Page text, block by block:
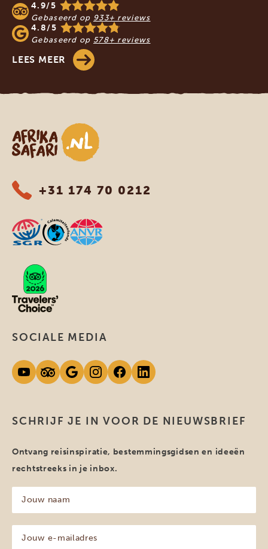
4.9/5
Gebaseerd op 933+ reviews
4.8/5
Gebaseerd op 578+ reviews
LEES MEER
Afrika safari
+31 174 70 0212
SCHRIJF JE IN VOOR DE NIEUWSBRIEF
Ontvang reisinspiratie, bestemmingsgidsen en ideeën
rechtstreeks in je inbox.
naam
(Vereist)
SOCIALE MEDIA